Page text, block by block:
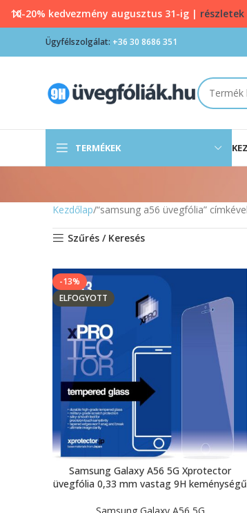
Ügyfélszolgálat: +36 30 8686 351
TERMÉKEK
Kezdőlap “samsung a56 üvegfólia”
Szűrés / Keresés
-13%
ELFOGYOTT
Samsung Galaxy A56 5G Xprotector
üvegfólia 0,33 mm vastag 9H keménységű
10-20% kedvezmény augusztus 31-ig | részletek